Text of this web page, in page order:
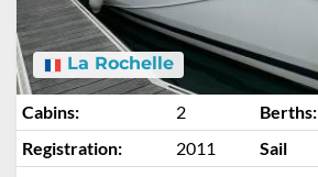
La Rochelle
Cabins: 2 Berths:
Registration:
2011 Sail